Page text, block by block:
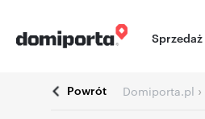
Sprzedaż
Powrót Domiporta.pl ›